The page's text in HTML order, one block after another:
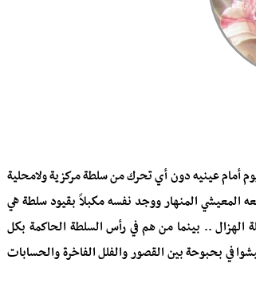
أمام عينيه دون أي تحرك من سلطة مركزية ولامحلية
المعيشي المنهار ووجد نفسه مكبلاً بقيود سلطة هي
.. بينما من هم في رأس السلطة الحاكمة بكل
في بحبوحة بين القصور والفلل الفاخرة والحسابات